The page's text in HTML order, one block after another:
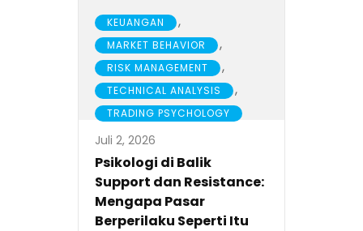
KEUANGAN ,
MARKET BEHAVIOR ,
RISK MANAGEMENT ,
TECHNICAL ANALYSIS ,
TRADING PSYCHOLOGY
Juli 2, 2026
Psikologi di Balik
Support dan Resistance:
Mengapa Pasar
Berperilaku Seperti Itu